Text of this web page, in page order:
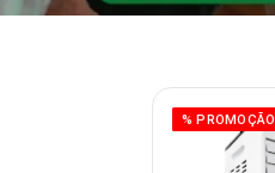
% PROMOÇÃO